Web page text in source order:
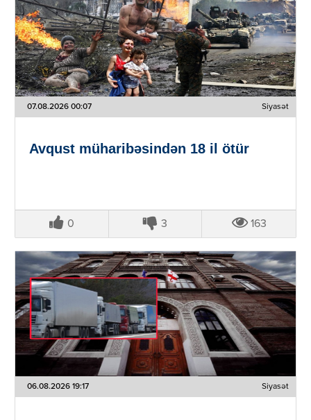
07.08.2026 00:07 Siyasət
Avqust müharibəsindən 18 il ötür
0 3 163
06.08.2026 19:17 Siyasət